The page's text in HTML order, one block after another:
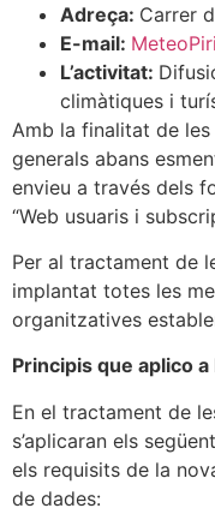
Adreça: Carrer
E-mail:
L’activitat:
climàtiques i
Amb la finalitat de
generals abans
envieu a través dels
“Web usuaris i
Per al tractament de
implantat totes les
organitzatives
Principis que aplico
En el tractament de
s’aplicaran els
els requisits de la
de dades: